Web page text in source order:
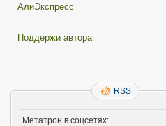
АлиЭкспресс
Поддержи автора
RSS
Метатрон в соцсетях: